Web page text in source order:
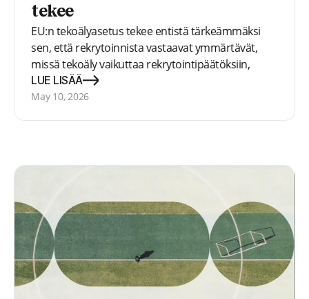
tekee
EU:n tekoälyasetus tekee entistä tärkeämmäksi
sen, että rekrytoinnista vastaavat ymmärtävät,
missä tekoäly vaikuttaa rekrytointipäätöksiin,
inhimilliseen harkintaan ja hakijoiden arviointiin.
LUE LISÄÄ
May 10, 2026